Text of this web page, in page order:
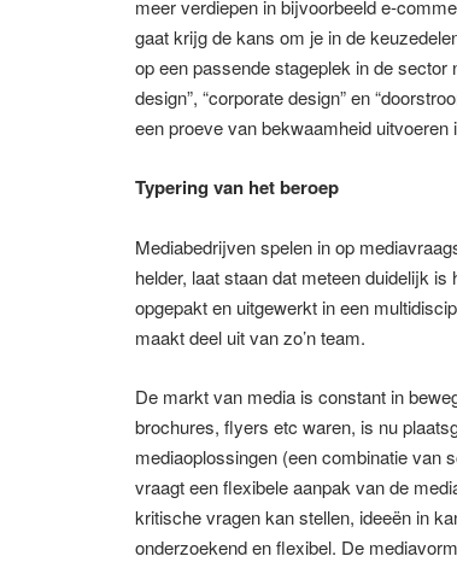
meer verdiepen in bijvoorbeeld e-
gaat krijg de kans om je in de
op een passende stageplek in de sector
design”, “corporate design” en
een proeve van bekwaamheid uitvoeren
Typering van het beroep
Mediabedrijven spelen in op
helder, laat staan dat meteen duidelijk
opgepakt en uitgewerkt in een
maakt deel uit van zo’n team.
De markt van media is constant in
brochures, flyers etc waren, is nu
mediaoplossingen (een combinatie van
vraagt een flexibele aanpak van de
kritische vragen kan stellen, ideeën in
onderzoekend en flexibel. De